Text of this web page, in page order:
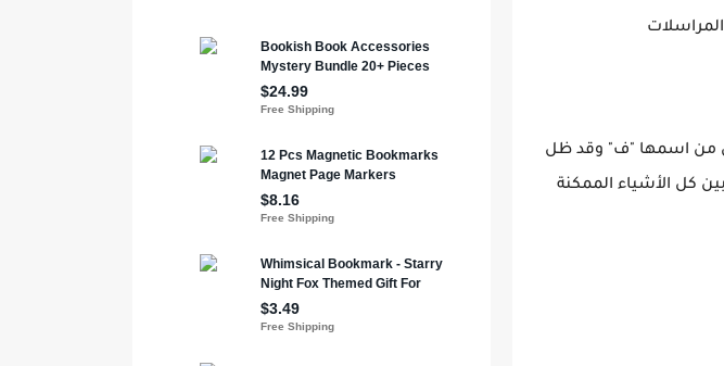
من اسمها "ف" وقد ظل
كل الأشياء الممكنة